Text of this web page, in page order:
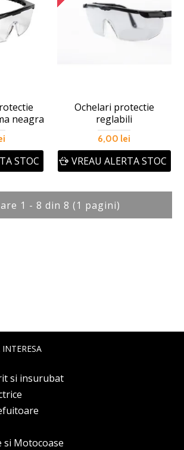
neagra
STOC
Ochelari protectie
reglabili
6,00 lei
VREAU ALERTA STOC
1 - 8 din 8 (1 pagini)
si insurubat
si Motocoase